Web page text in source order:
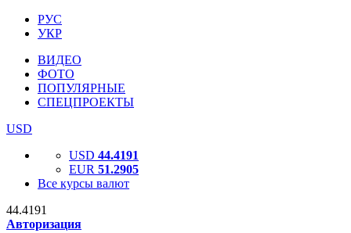
РУС
УКР
ВИДЕО
ФОТО
ПОПУЛЯРНЫЕ
СПЕЦПРОЕКТЫ
USD
USD 44.4191
EUR 51.2905
Все курсы валют
44.4191
Авторизация